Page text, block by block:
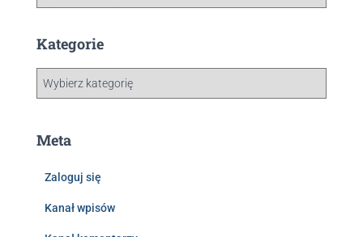
Kategorie
Meta
Zaloguj się
Kanał wpisów